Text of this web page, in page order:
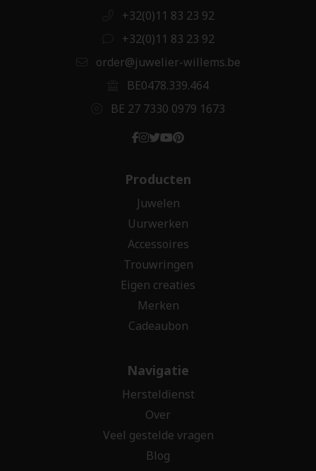
+32(0)11 83 23 92
+32(0)11 83 23 92
order@juwelier-willems.be
BE0478.339.464
BE 27 7330 0979 1673
Producten
Juwelen
Uurwerken
Accessoires
Trouwringen
Eigen creaties
Merken
Cadeaubon
Navigatie
Hersteldienst
Over
Veel gestelde vragen
Blog